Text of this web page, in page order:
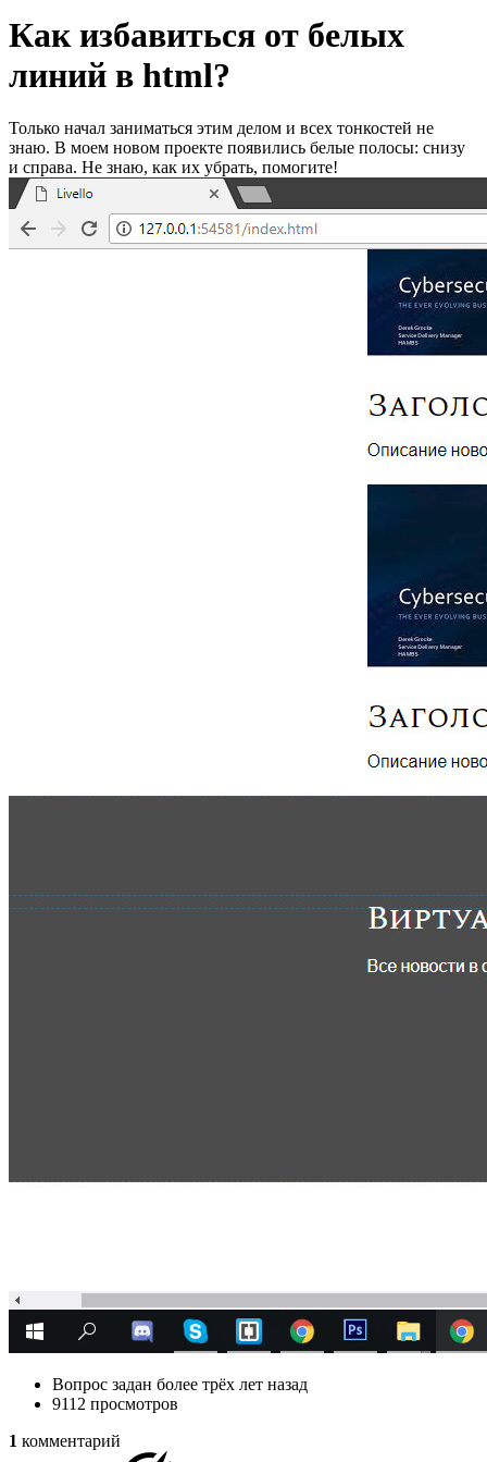
Как избавиться от белых
линий в html?
Только начал заниматься этим делом и всех тонкостей не
знаю. В моем новом проекте появились белые полосы: снизу
и справа. Не знаю, как их убрать, помогите!
Вопрос задан более трёх лет назад
9112 просмотров
1 комментарий